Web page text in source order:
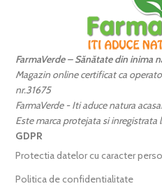
FarmaVerde – Sănătate din inima
Magazin online certificat ca
nr.31675
FarmaVerde - Iti aduce natura
Este marca protejata si inregistrata
GDPR
Protectia datelor cu caracter
Politica de confidentialitate